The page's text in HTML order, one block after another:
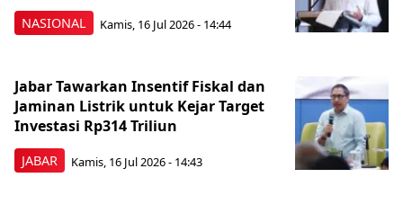
NASIONAL Kamis, 16 Jul 2026 - 14:44
JABAR
Jabar Tawarkan Insentif Fiskal dan
Jaminan Listrik untuk Kejar Target
Investasi Rp314 Triliun
Kamis, 16 Jul 2026 - 14:43